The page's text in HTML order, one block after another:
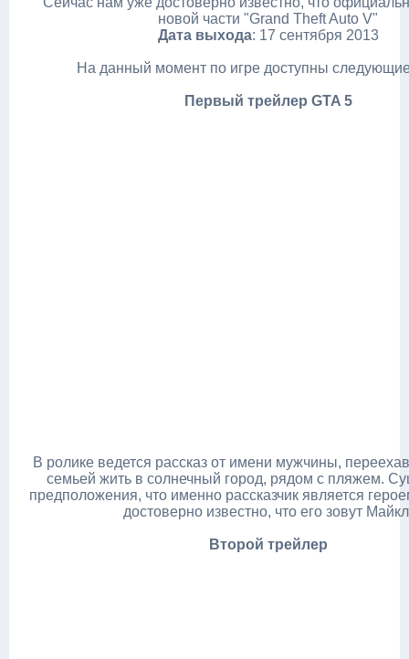
новой части "Grand Theft Auto V"
Дата выхода: 17 сентября 2013
На данный момент по игре доступны
Первый трейлер GTA 5
В ролике ведется рассказ от имени мужчины,
семьей жить в солнечный город, рядом с пляжем.
предположения, что именно рассказчик является
достоверно известно, что его зовут
Второй трейлер